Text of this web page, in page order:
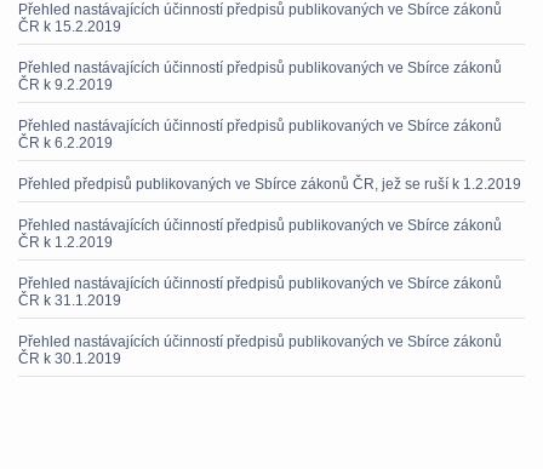
Přehled nastávajících účinností předpisů publikovaných ve Sbírce zákonů
ČR k 15.2.2019
Přehled nastávajících účinností předpisů publikovaných ve Sbírce zákonů
ČR k 9.2.2019
Přehled nastávajících účinností předpisů publikovaných ve Sbírce zákonů
ČR k 6.2.2019
Přehled předpisů publikovaných ve Sbírce zákonů ČR, jež se ruší k 1.2.2019
Přehled nastávajících účinností předpisů publikovaných ve Sbírce zákonů
ČR k 1.2.2019
Přehled nastávajících účinností předpisů publikovaných ve Sbírce zákonů
ČR k 31.1.2019
Přehled nastávajících účinností předpisů publikovaných ve Sbírce zákonů
ČR k 30.1.2019